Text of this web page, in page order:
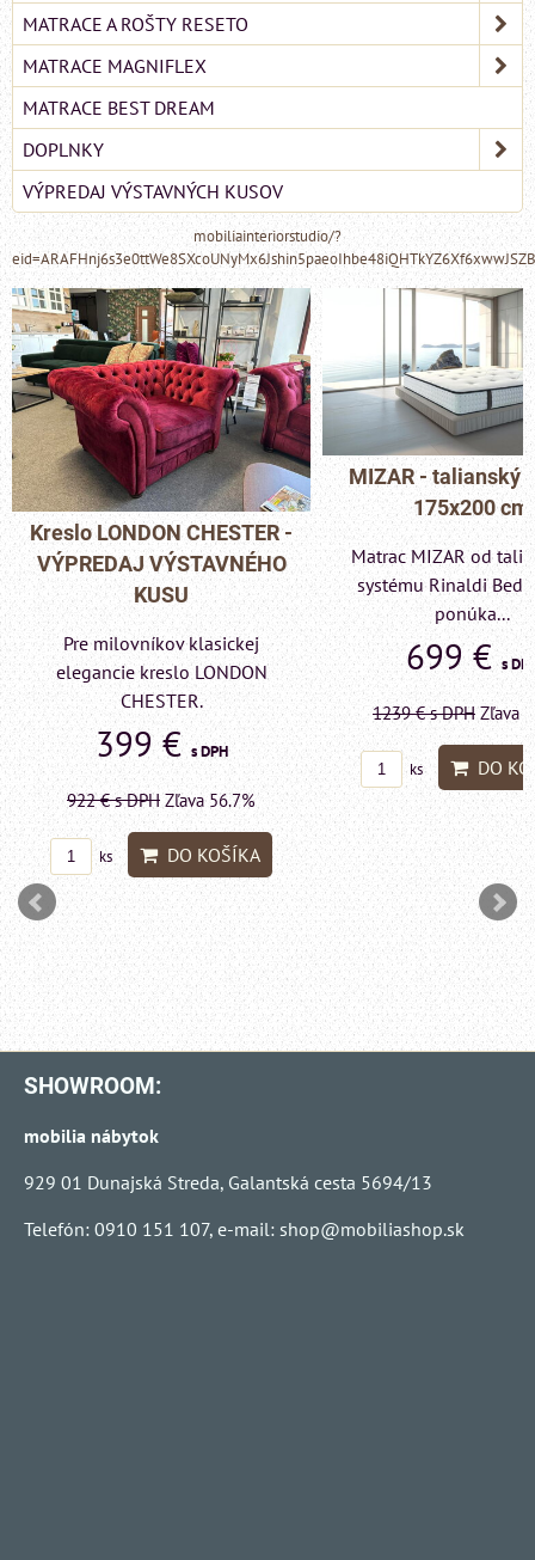
MATRACE A ROŠTY RESETO
MATRACE MAGNIFLEX
MATRACE BEST DREAM
DOPLNKY
VÝPREDAJ VÝSTAVNÝCH KUSOV
mobiliainteriorstudio/?
Kreslo LONDON CHESTER -
VÝPREDAJ VÝSTAVNÉHO
KUSU
Pre milovníkov klasickej
elegancie kreslo LONDON
CHESTER.
399 €s DPH
922 €s DPH Zľava 56.7%
ks DO KOŠÍKA
MIZAR - talianský
175x200 cm
Matrac MIZAR od
systému Rinaldi Bed
ponúka...
699 €s
1239 €s DPH Zľava
ks DO
SHOWROOM:
mobilia nábytok
929 01 Dunajská Streda, Galantská cesta 5694/13
Telefón: 0910 151 107, e-mail: shop@mobiliashop.sk